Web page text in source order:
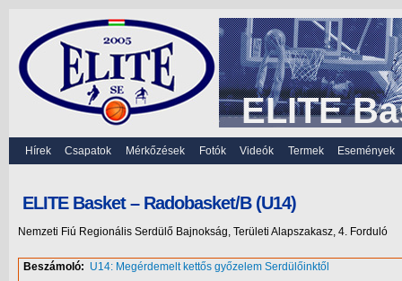
ELITE
Hírek Csapatok Mérkőzések Fotók Videók Termek Események
ELITE Basket – Radobasket/B (U14)
Nemzeti Fiú Regionális Serdülő Bajnokság, Területi Alapszakasz, 4. Forduló
Beszámoló: U14: Megérdemelt kettős győzelem Serdülőinktől